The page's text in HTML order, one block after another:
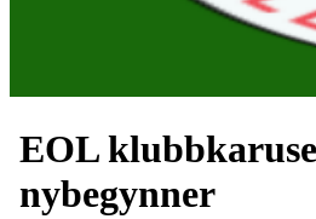
EOL
nybegynner